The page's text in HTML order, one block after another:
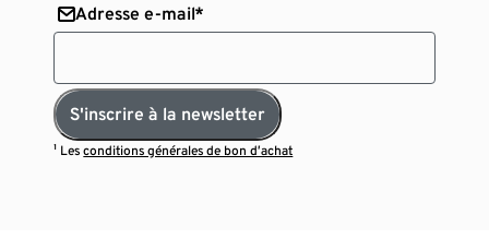
Adresse e-mail*
S'inscrire à la newsletter
¹ Lesconditions générales de bon d’achat